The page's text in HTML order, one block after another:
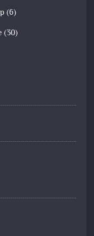
(6)
(30)